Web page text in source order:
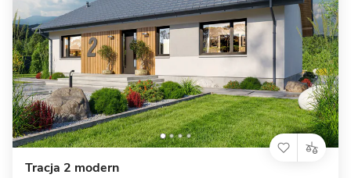
Tracja 2 modern